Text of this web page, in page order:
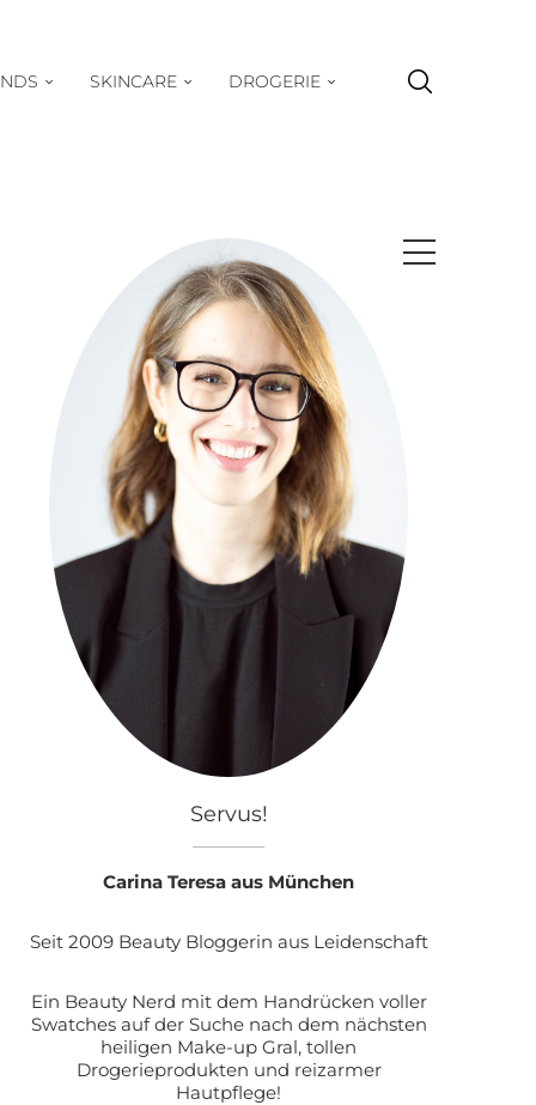
SKINCARE DROGERIE
Servus!
Carina Teresa aus München
Seit 2009 Beauty Bloggerin aus Leidenschaft
Ein Beauty Nerd mit dem Handrücken voller
Swatches auf der Suche nach dem nächsten
heiligen Make-up Gral, tollen
Drogerieprodukten und reizarmer
Hautpflege!